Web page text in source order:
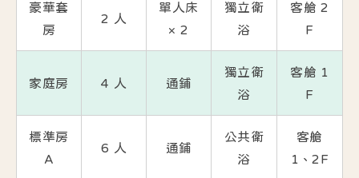
豪華套
房
2 人
單人床
× 2
獨立衛
浴
客艙 2
F
家庭房 4 人 通鋪
獨立衛
浴
客艙 1
F
標準房
A
6 人 通鋪
公共衛
浴
客艙
1、2F